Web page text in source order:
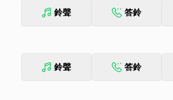
鈴聲 答鈴
鈴聲 答鈴